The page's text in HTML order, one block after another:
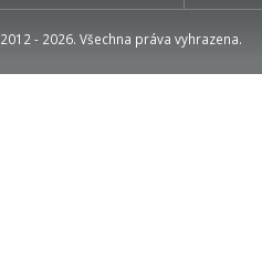
2012 - 2026. Všechna práva vyhrazena.